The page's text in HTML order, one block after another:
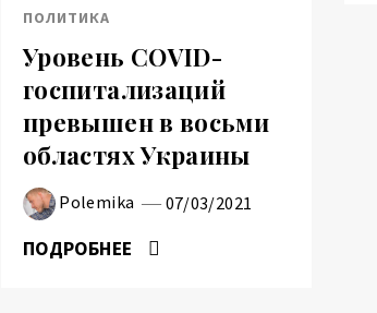
ПОЛИТИКА
Уровень COVID-
госпитализаций
превышен в восьми
областях Украины
Polemika 07/03/2021
ПОДРОБНЕЕ